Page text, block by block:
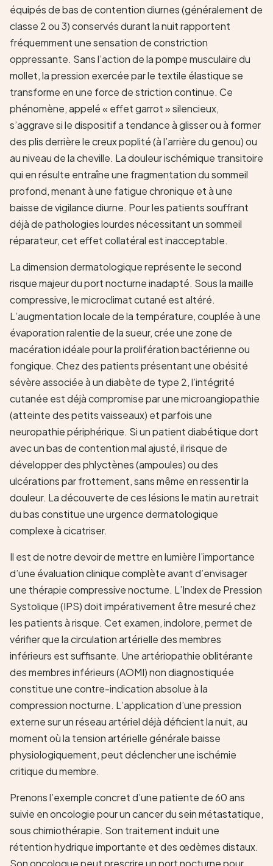
équipés de bas de contention diurnes (généralement de
classe 2 ou 3) conservés durant la nuit rapportent
fréquemment une sensation de constriction
oppressante. Sans l’action de la pompe musculaire du
mollet, la pression exercée par le textile élastique se
transforme en une force de striction continue. Ce
phénomène, appelé « effet garrot » silencieux,
s’aggrave si le dispositif a tendance à glisser ou à former
des plis derrière le creux poplité (à l’arrière du genou) ou
au niveau de la cheville. La douleur ischémique transitoire
qui en résulte entraîne une fragmentation du sommeil
profond, menant à une fatigue chronique et à une
baisse de vigilance diurne. Pour les patients souffrant
déjà de pathologies lourdes nécessitant un sommeil
réparateur, cet effet collatéral est inacceptable.
La dimension dermatologique représente le second
risque majeur du port nocturne inadapté. Sous la maille
compressive, le microclimat cutané est altéré.
L’augmentation locale de la température, couplée à une
évaporation ralentie de la sueur, crée une zone de
macération idéale pour la prolifération bactérienne ou
fongique. Chez des patients présentant une obésité
sévère associée à un diabète de type 2, l’intégrité
cutanée est déjà compromise par une microangiopathie
(atteinte des petits vaisseaux) et parfois une
neuropathie périphérique. Si un patient diabétique dort
avec un bas de contention mal ajusté, il risque de
développer des phlyctènes (ampoules) ou des
ulcérations par frottement, sans même en ressentir la
douleur. La découverte de ces lésions le matin au retrait
du bas constitue une urgence dermatologique
complexe à cicatriser.
Il est de notre devoir de mettre en lumière l’importance
d’une évaluation clinique complète avant d’envisager
une thérapie compressive nocturne. L’Index de Pression
Systolique (IPS) doit impérativement être mesuré chez
les patients à risque. Cet examen, indolore, permet de
vérifier que la circulation artérielle des membres
inférieurs est suffisante. Une artériopathie oblitérante
des membres inférieurs (AOMI) non diagnostiquée
constitue une contre-indication absolue à la
compression nocturne. L’application d’une pression
externe sur un réseau artériel déjà déficient la nuit, au
moment où la tension artérielle générale baisse
physiologiquement, peut déclencher une ischémie
critique du membre.
Prenons l’exemple concret d’une patiente de 60 ans
suivie en oncologie pour un cancer du sein métastatique,
sous chimiothérapie. Son traitement induit une
rétention hydrique importante et des œdèmes distaux.
Son oncologue peut prescrire un port nocturne pour